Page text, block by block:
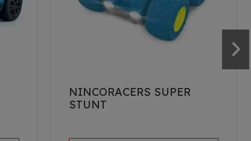
NINCORACERS SUPER
STUNT